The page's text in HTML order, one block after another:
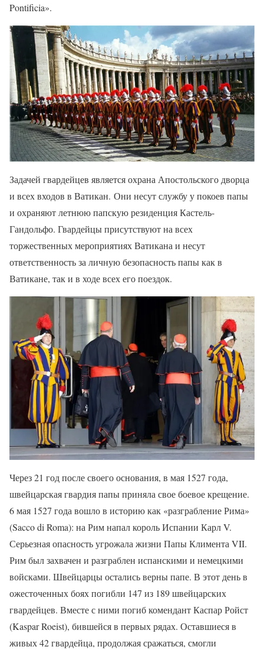
Pontificia».
Задачей гвардейцев является охрана Апостольского дворца
и всех входов в Ватикан. Они несут службу у покоев папы
и охраняют летнюю папскую резиденция Кастель-
Гандольфо. Гвардейцы присутствуют на всех
торжественных мероприятиях Ватикана и несут
ответственность за личную безопасность папы как в
Ватикане, так и в ходе всех его поездок.
Через 21 год после своего основания, в мая 1527 года,
швейцарская гвардия папы приняла свое боевое крещение.
6 мая 1527 года вошло в историю как «разграбление Рима»
(Sacco di Roma): на Рим напал король Испании Карл V.
Серьезная опасность угрожала жизни Папы Климента VII.
Рим был захвачен и разграблен испанскими и немецкими
войсками. Швейцарцы остались верны папе. В этот день в
ожесточенных боях погибли 147 из 189 швейцарских
гвардейцев. Вместе с ними погиб комендант Каспар Ройст
(Kaspar Roeist), бившейся в первых рядах. Оставшиеся в
живых 42 гвардейца, продолжая сражаться, смогли